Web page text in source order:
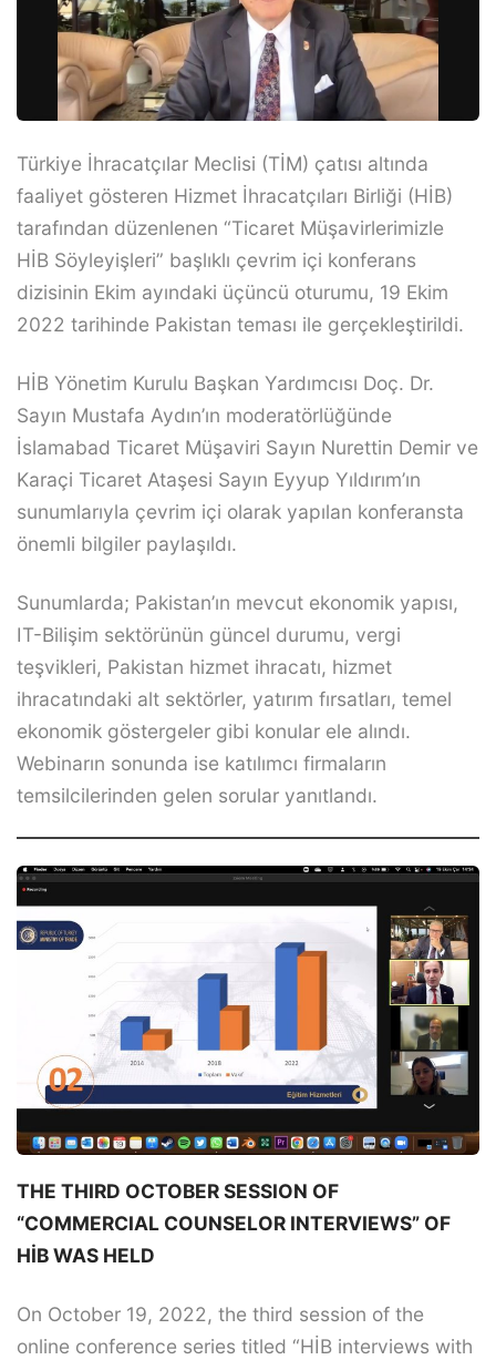
Türkiye İhracatçılar Meclisi (TİM) çatısı altında
faaliyet gösteren Hizmet İhracatçıları Birliği (HİB)
tarafından düzenlenen “Ticaret Müşavirlerimizle
HİB Söyleyişleri” başlıklı çevrim içi konferans
dizisinin Ekim ayındaki üçüncü oturumu, 19 Ekim
2022 tarihinde Pakistan teması ile gerçekleştirildi.
HİB Yönetim Kurulu Başkan Yardımcısı Doç. Dr.
Sayın Mustafa Aydın’ın moderatörlüğünde
İslamabad Ticaret Müşaviri Sayın Nurettin Demir ve
Karaçi Ticaret Ataşesi Sayın Eyyup Yıldırım’ın
sunumlarıyla çevrim içi olarak yapılan konferansta
önemli bilgiler paylaşıldı.
Sunumlarda; Pakistan’ın mevcut ekonomik yapısı,
IT-Bilişim sektörünün güncel durumu, vergi
teşvikleri, Pakistan hizmet ihracatı, hizmet
ihracatındaki alt sektörler, yatırım fırsatları, temel
ekonomik göstergeler gibi konular ele alındı.
Webinarın sonunda ise katılımcı firmaların
temsilcilerinden gelen sorular yanıtlandı.
THE THIRD OCTOBER SESSION OF
“COMMERCIAL COUNSELOR INTERVIEWS” OF
HİB WAS HELD
On October 19, 2022, the third session of the
online conference series titled “HİB interviews with